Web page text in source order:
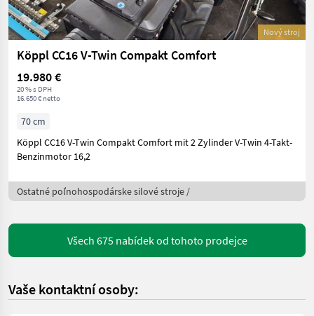
Nový stroj
Köppl CC16 V-Twin Compakt Comfort
19.980 €
20 % s DPH
16.650 € netto
70 cm
Köppl CC16 V-Twin Compakt Comfort mit 2 Zylinder V-Twin 4-Takt-
Benzinmotor 16,2
Ostatné poľnohospodárske silové stroje /
Všech 675 nabídek od tohoto prodejce
Vaše kontaktní osoby: